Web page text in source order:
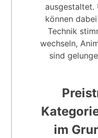
ausgestaltet.
können
Technik
wechseln,
sind
im